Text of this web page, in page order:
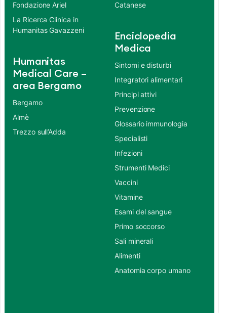
Fondazione Ariel
La Ricerca Clinica in
Humanitas Gavazzeni
Humanitas
Medical Care –
area Bergamo
Bergamo
Almè
Trezzo sull’Adda
Catanese
Enciclopedia
Medica
Sintomi e disturbi
Integratori alimentari
Principi attivi
Prevenzione
Glossario immunologia
Specialisti
Infezioni
Strumenti Medici
Vaccini
Vitamine
Esami del sangue
Primo soccorso
Sali minerali
Alimenti
Anatomia corpo umano